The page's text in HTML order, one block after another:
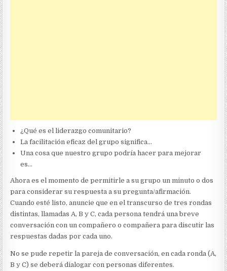
¿Qué es el liderazgo comunitario?
La facilitación eficaz del grupo significa…
Una cosa que nuestro grupo podría hacer para mejorar
es…
Ahora es el momento de permitirle a su grupo un minuto o dos
para considerar su respuesta a su pregunta/afirmación.
Cuando esté listo, anuncie que en el transcurso de tres rondas
distintas, llamadas A, B y C, cada persona tendrá una breve
conversación con un compañero o compañera para discutir las
respuestas dadas por cada uno.
No se pude repetir la pareja de conversación, en cada ronda (A,
B y C) se deberá dialogar con personas diferentes.